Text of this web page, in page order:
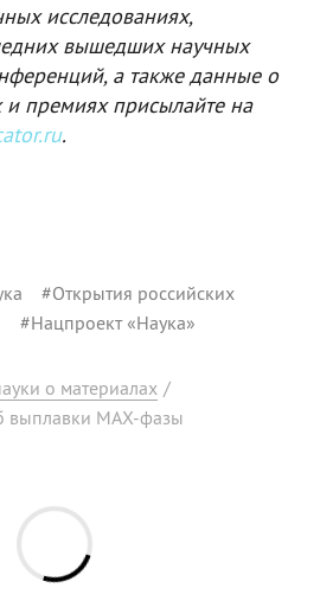
исследованиях,
вышедших научных
а также данные о
и премиях присылайте на
.
#Открытия российских
#Нацпроект «Наука»
о материалах /
выплавки MAX-фазы